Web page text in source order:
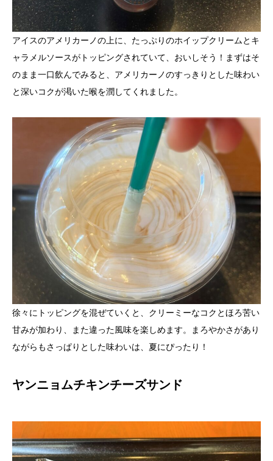
アイスのアメリカーノの上に、たっぷりのホイップクリームとキ
ャラメルソースがトッピングされていて、おいしそう！まずはそ
のまま一口飲んでみると、アメリカーノのすっきりとした味わい
と深いコクが渇いた喉を潤してくれました。
徐々にトッピングを混ぜていくと、クリーミーなコクとほろ苦い
甘みが加わり、また違った風味を楽しめます。まろやかさがあり
ながらもさっぱりとした味わいは、夏にぴったり！
ヤンニョムチキンチーズサンド